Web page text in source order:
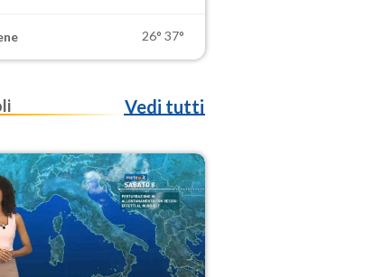
26° 37°
Vedi tutti